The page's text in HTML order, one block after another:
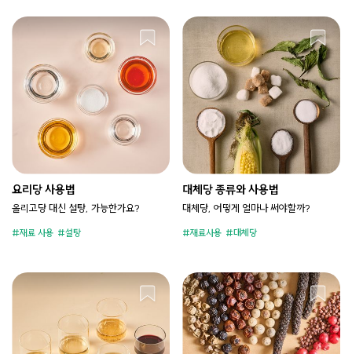
요리당 사용법
올리고당 대신 설탕, 가능한가요?
재료 사용 설탕
대체당 종류와 사용법
대체당, 어떻게 얼마나 써야할까?
재료사용 대체당